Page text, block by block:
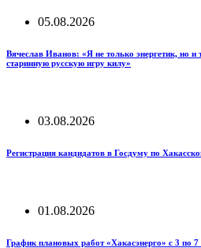
05.08.2026
Вячеслав Иванов: «Я не только энергетик, но и
старинную русскую игру килу»
03.08.2026
Регистрация кандидатов в Госдуму по
01.08.2026
График плановых работ «Хакасэнерго» с 3 по 7